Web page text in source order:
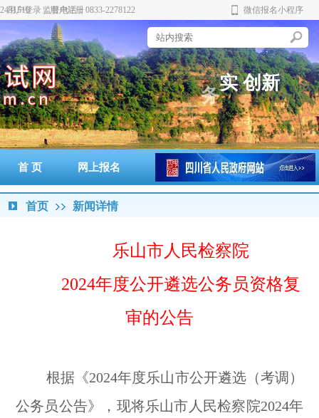
用户登录 用户注册
监督电话：0833-2278122 微信报名小程序
严
谨 规
范 务
实
创新
首 页 网上报名 准考证打印 通知书打印
成绩查询 政策法规
首页 新闻详情
乐山市人民检察院
2024年度公开遴选公务员资格复
审的公告
根据《2024年度乐山市公开遴选（考调）
公务员公告》，现将乐山市人民检察院2024年